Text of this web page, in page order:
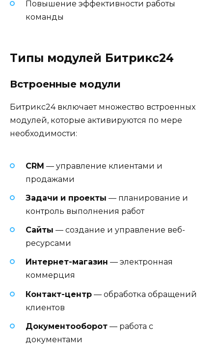
Повышение эффективности работы
команды
Типы модулей Битрикс24
Встроенные модули
Битрикс24 включает множество встроенных
модулей, которые активируются по мере
необходимости:
CRM — управление клиентами и
продажами
Задачи и проекты — планирование и
контроль выполнения работ
Сайты — создание и управление веб-
ресурсами
Интернет-магазин — электронная
коммерция
Контакт-центр — обработка обращений
клиентов
Документооборот — работа с
документами